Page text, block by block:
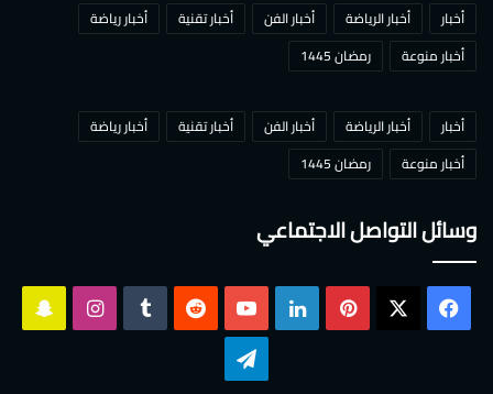
أخبار أخبار الرياضة أخبار الفن أخبار تقنية
أخبار رياضة
أخبار منوعة
رمضان 1445
أخبار أخبار الرياضة أخبار الفن أخبار تقنية
أخبار رياضة
أخبار منوعة
رمضان 1445
وسائل التواصل الاجتماعي
فيسبوك بينتيريست لينكدإن ‫YouTube انستقرام